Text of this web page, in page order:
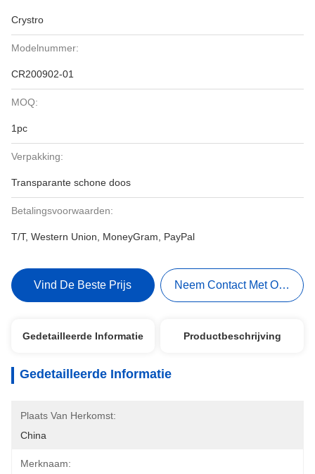
Crystro
Modelnummer:
CR200902-01
MOQ:
1pc
Verpakking:
Transparante schone doos
Betalingsvoorwaarden:
T/T, Western Union, MoneyGram, PayPal
Vind De Beste Prijs Neem Contact Met Ons Op
Gedetailleerde Informatie Productbeschrijving
Gedetailleerde Informatie
Plaats Van Herkomst:
China
Merknaam: